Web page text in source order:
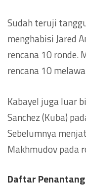
Sudah teruji
menghabisi Jared
rencana 10 ronde.
rencana 10
Kabayel juga luar
Sanchez (Kuba)
Sebelumnya
Makhmudov pada
Daftar